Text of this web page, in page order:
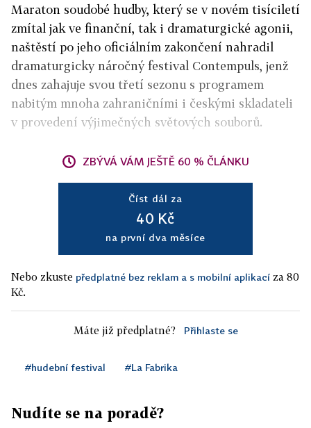
Maraton soudobé hudby, který se v novém tisíciletí
zmítal jak ve finanční, tak i dramaturgické agonii,
naštěstí po jeho oficiálním zakončení nahradil
dramaturgicky náročný festival Contempuls, jenž
dnes zahajuje svou třetí sezonu s programem
nabitým mnoha zahraničními i českými skladateli
v provedení výjimečných světových souborů.
ZBÝVÁ VÁM JEŠTĚ 60 % ČLÁNKU
Číst dál za
40 Kč
na první dva měsíce
Nebo zkuste předplatné bez reklam a s mobilní aplikací za 80
Kč.
Máte již předplatné? Přihlaste se
#hudební festival #La Fabrika
Nudíte se na poradě?